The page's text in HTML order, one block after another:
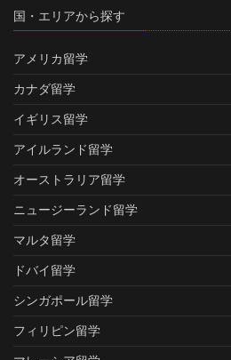
国・エリアから探す
アメリカ留学
カナダ留学
イギリス留学
アイルランド留学
オーストラリア留学
ニュージーランド留学
マルタ留学
ドバイ留学
シンガポール留学
フィリピン留学